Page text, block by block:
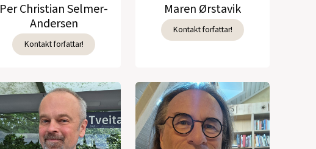
Per Christian Selmer-
Andersen
Kontakt forfattar!
Maren Ørstavik
Kontakt forfattar!